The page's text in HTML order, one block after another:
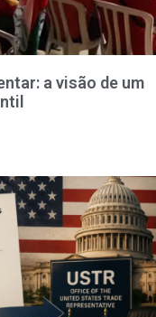
a visão de um